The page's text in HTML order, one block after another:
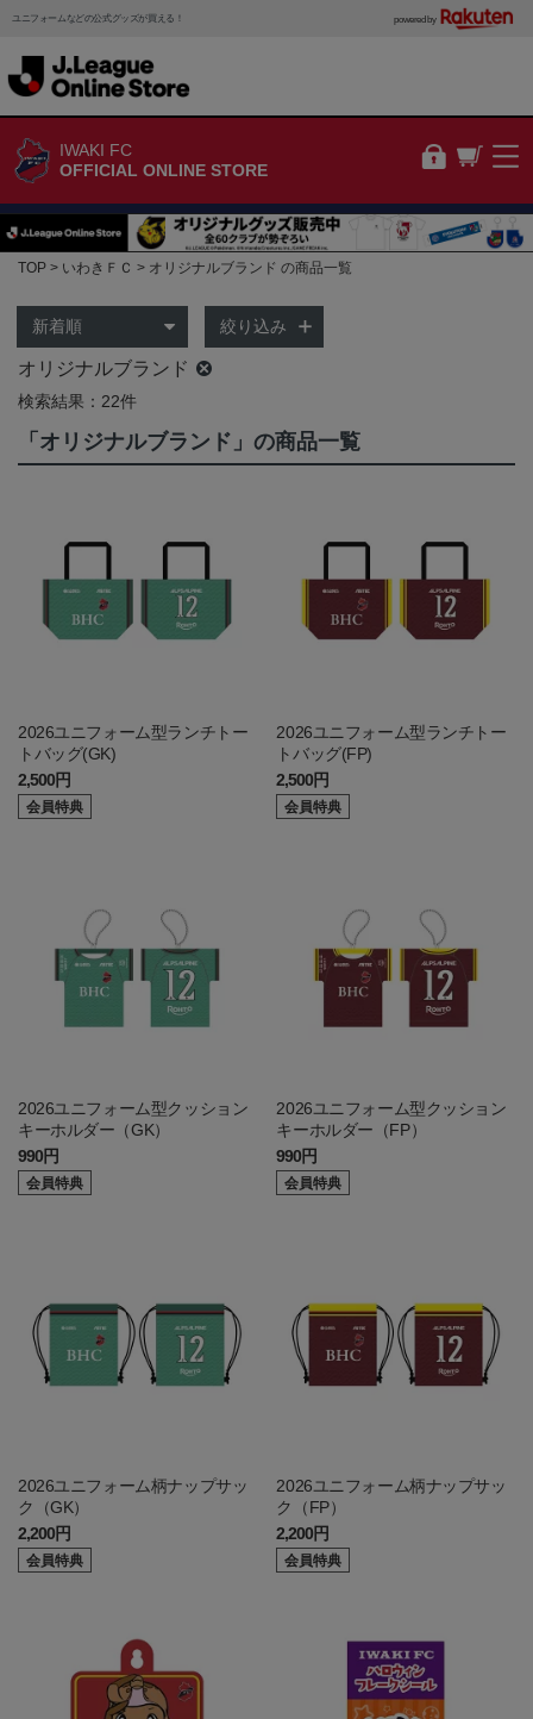
ユニフォームなどの公式グッズが買える！ powered by
IWAKI FC
OFFICIAL ONLINE STORE
TOP いわきＦＣ オリジナルブランド の商品一覧
絞り込み
オリジナルブランド
検索結果：22件
「オリジナルブランド」の商品一覧
2026ユニフォーム型ランチトー
トバッグ(GK)
2,500円
会員特典
2026ユニフォーム型ランチトー
トバッグ(FP)
2,500円
会員特典
2026ユニフォーム型クッション
キーホルダー（GK）
990円
会員特典
2026ユニフォーム型クッション
キーホルダー（FP）
990円
会員特典
2026ユニフォーム柄ナップサッ
ク（GK）
2,200円
会員特典
2026ユニフォーム柄ナップサッ
ク（FP）
2,200円
会員特典